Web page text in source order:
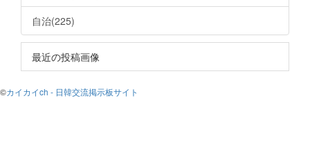
自治(225)
最近の投稿画像
©カイカイch - 日韓交流掲示板サイト